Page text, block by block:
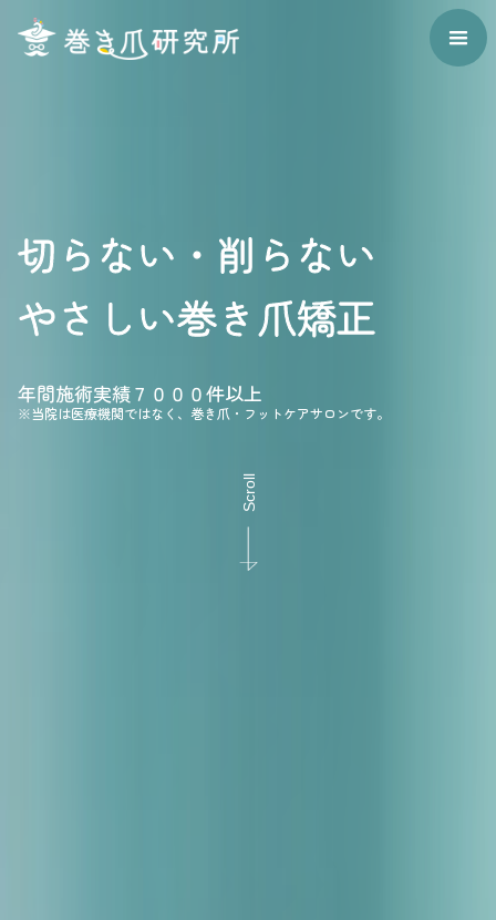
切らない・削らない
やさしい巻き爪矯正
年間施術実績７０００件以上
※当院は医療機関ではなく、巻き爪・フットケアサロンです。
Scroll